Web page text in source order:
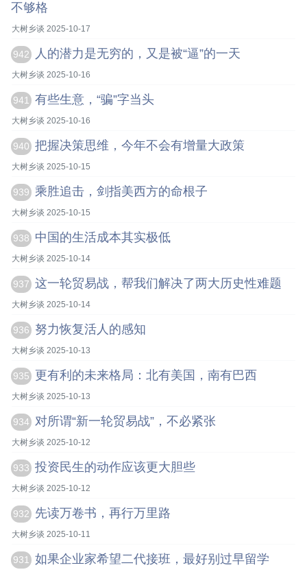
不够格
大树乡谈 2025-10-17
942 人的潜力是无穷的，又是被“逼”的一天
大树乡谈 2025-10-16
941 有些生意，“骗”字当头
大树乡谈 2025-10-16
940 把握决策思维，今年不会有增量大政策
大树乡谈 2025-10-15
939 乘胜追击，剑指美西方的命根子
大树乡谈 2025-10-15
938 中国的生活成本其实极低
大树乡谈 2025-10-14
937 这一轮贸易战，帮我们解决了两大历史性难题
大树乡谈 2025-10-14
936 努力恢复活人的感知
大树乡谈 2025-10-13
935 更有利的未来格局：北有美国，南有巴西
大树乡谈 2025-10-13
934 对所谓“新一轮贸易战”，不必紧张
大树乡谈 2025-10-12
933 投资民生的动作应该更大胆些
大树乡谈 2025-10-12
932 先读万卷书，再行万里路
大树乡谈 2025-10-11
931 如果企业家希望二代接班，最好别过早留学